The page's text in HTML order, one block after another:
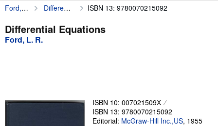
Mi cuenta
Consultar mis pedidos
Búsqueda avanzada
Ford, L. R. Differential Equations ISBN 13: 9780070215092
Differential Equations
Ford, L. R.
ISBN 10: 007021509X
ISBN 13: 9780070215092
Editorial: McGraw-Hill Inc.,US, 1955